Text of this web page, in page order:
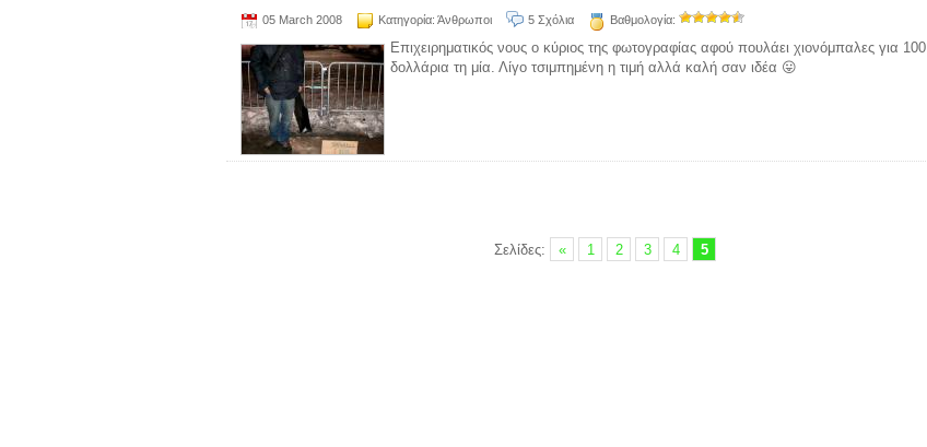
05 March 2008 Κατηγορία: Άνθρωποι 5 Σχόλια Βαθμολογία:
Επιχειρηματικός νους ο κύριος της φωτογραφίας αφού πουλάει χιονόμπαλες για 100
δολλάρια τη μία. Λίγο τσιμπημένη η τιμή αλλά καλή σαν ιδέα 😛
Σελίδες: « 1 2 3 4 5